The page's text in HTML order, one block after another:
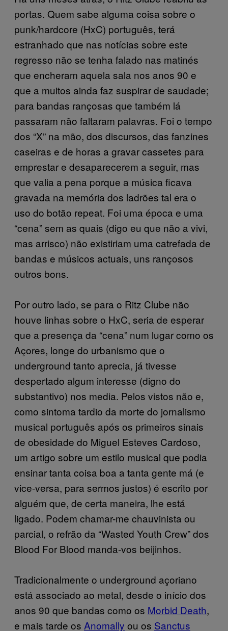
portas. Quem sabe alguma coisa sobre o
punk/hardcore (HxC) português, terá
estranhado que nas notícias sobre este
regresso não se tenha falado nas matinés
que encheram aquela sala nos anos 90 e
que a muitos ainda faz suspirar de saudade;
para bandas rançosas que também lá
passaram não faltaram palavras. Foi o tempo
dos “X” na mão, dos discursos, das fanzines
caseiras e de horas a gravar cassetes para
emprestar e desaparecerem a seguir, mas
que valia a pena porque a música ficava
gravada na memória dos ladrões tal era o
uso do botão repeat. Foi uma época e uma
“cena” sem as quais (digo eu que não a vivi,
mas arrisco) não existiriam uma catrefada de
bandas e músicos actuais, uns rançosos
outros bons.
Por outro lado, se para o Ritz Clube não
houve linhas sobre o HxC, seria de esperar
que a presença da “cena” num lugar como os
Açores, longe do urbanismo que o
underground tanto aprecia, já tivesse
despertado algum interesse (digno do
substantivo) nos media. Pelos vistos não e,
como sintoma tardio da morte do jornalismo
musical português após os primeiros sinais
de obesidade do Miguel Esteves Cardoso,
um artigo sobre um estilo musical que podia
ensinar tanta coisa boa a tanta gente má (e
vice-versa, para sermos justos) é escrito por
alguém que, de certa maneira, lhe está
ligado. Podem chamar-me chauvinista ou
parcial, o refrão da “Wasted Youth Crew” dos
Blood For Blood manda-vos beijinhos.
Tradicionalmente o underground açoriano
está associado ao metal, desde o início dos
anos 90 que bandas como os Morbid Death,
e mais tarde os Anomally ou os Sanctus